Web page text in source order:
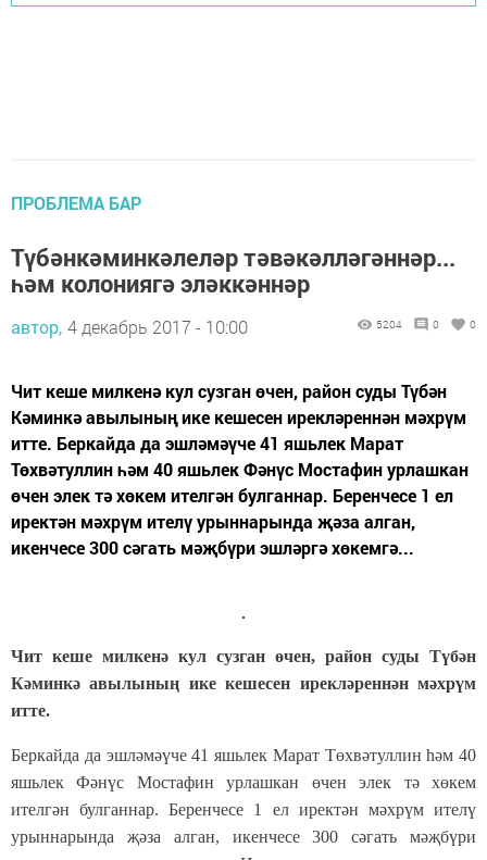
ПРОБЛЕМА БАР
Түбәнкәминкәлеләр тәвәкәлләгәннәр...
һәм колониягә эләккәннәр
автор, 4 декабрь 2017 - 10:00 5204 0 0
Чит кеше милкенә кул сузган өчен, район суды Түбән
Кәминкә авылының ике кешесен ирекләреннән мәхрүм
итте. Беркайда да эшләмәүче 41 яшьлек Марат
Төхвәтуллин һәм 40 яшьлек Фәнүс Мостафин урлашкан
өчен элек тә хөкем ителгән булганнар. Беренчесе 1 ел
иректән мәхрүм ителү урыннарында җәза алган,
икенчесе 300 сәгать мәҗбүри эшләргә хөкемгә...
Чит кеше милкенә кул сузган өчен, район суды Түбән
Кәминкә авылының ике кешесен ирекләреннән мәхрүм
итте.
Беркайда да эшләмәүче 41 яшьлек Марат Төхвәтуллин һәм 40
яшьлек Фәнүс Мостафин урлашкан өчен элек тә хөкем
ителгән булганнар. Беренчесе 1 ел иректән мәхрүм ителү
урыннарында җәза алган, икенчесе 300 сәгать мәҗбүри